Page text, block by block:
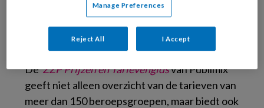
De tarievengids
DeZZP Prijzen en Tarievengidsvan Publimix
geeft niet alleen overzicht van de tarieven van
meer dan 150 beroepsgroepen, maar biedt ook
Manage Preferences
Reject All I Accept